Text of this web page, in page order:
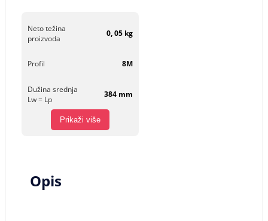
Neto težina
proizvoda
0, 05 kg
Profil 8M
Dužina srednja
Lw = Lp
384 mm
Prikaži više
Opis